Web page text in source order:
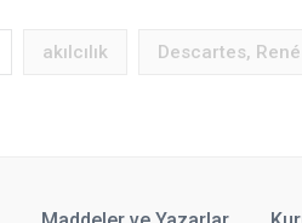
akılcılık Descartes, René